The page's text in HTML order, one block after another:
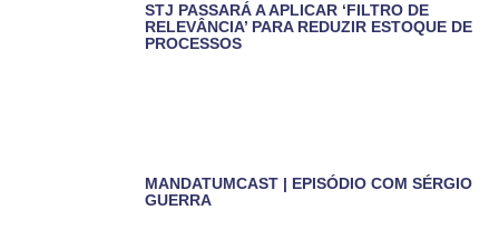
STJ PASSARÁ A APLICAR ‘FILTRO DE
RELEVÂNCIA’ PARA REDUZIR ESTOQUE DE
PROCESSOS
MANDATUMCAST | EPISÓDIO COM SÉRGIO
GUERRA